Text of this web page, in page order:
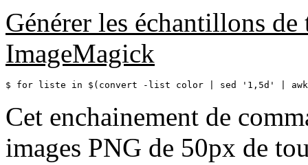
Générer les échantillons de
ImageMagick
$ for liste in $(convert -list color | sed '1,5d' | awk
Cet enchainement de
images PNG de 50px de